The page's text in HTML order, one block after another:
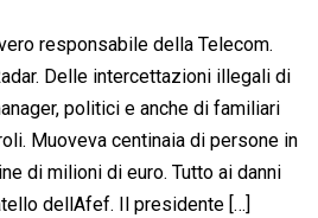
responsabile della Telecom.
Delle intercettazioni illegali di
politici e anche di familiari
Muoveva centinaia di persone in
di milioni di euro. Tutto ai danni
dellAfef. Il presidente […]